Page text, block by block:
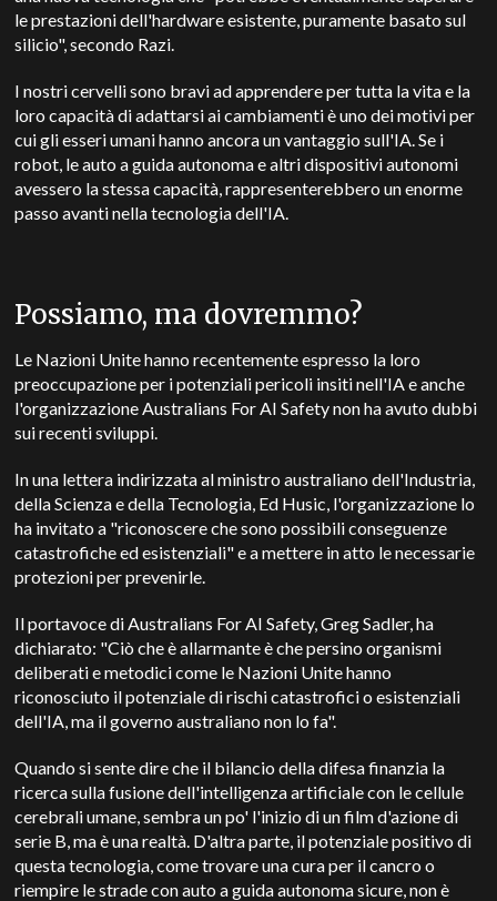
le prestazioni dell'hardware esistente, puramente basato sul
silicio", secondo Razi.
I nostri cervelli sono bravi ad apprendere per tutta la vita e la
loro capacità di adattarsi ai cambiamenti è uno dei motivi per
cui gli esseri umani hanno ancora un vantaggio sull'IA. Se i
robot, le auto a guida autonoma e altri dispositivi autonomi
avessero la stessa capacità, rappresenterebbero un enorme
passo avanti nella tecnologia dell'IA.
Possiamo, ma dovremmo?
Le Nazioni Unite hanno recentemente espresso la loro
preoccupazione per i potenziali pericoli insiti nell'IA e anche
l'organizzazione Australians For AI Safety non ha avuto dubbi
sui recenti sviluppi.
In una lettera indirizzata al ministro australiano dell'Industria,
della Scienza e della Tecnologia, Ed Husic, l'organizzazione lo
ha invitato a "riconoscere che sono possibili conseguenze
catastrofiche ed esistenziali" e a mettere in atto le necessarie
protezioni per prevenirle.
Il portavoce di Australians For AI Safety, Greg Sadler, ha
dichiarato: "Ciò che è allarmante è che persino organismi
deliberati e metodici come le Nazioni Unite hanno
riconosciuto il potenziale di rischi catastrofici o esistenziali
dell'IA, ma il governo australiano non lo fa".
Quando si sente dire che il bilancio della difesa finanzia la
ricerca sulla fusione dell'intelligenza artificiale con le cellule
cerebrali umane, sembra un po' l'inizio di un film d'azione di
serie B, ma è una realtà. D'altra parte, il potenziale positivo di
questa tecnologia, come trovare una cura per il cancro o
riempire le strade con auto a guida autonoma sicure, non è